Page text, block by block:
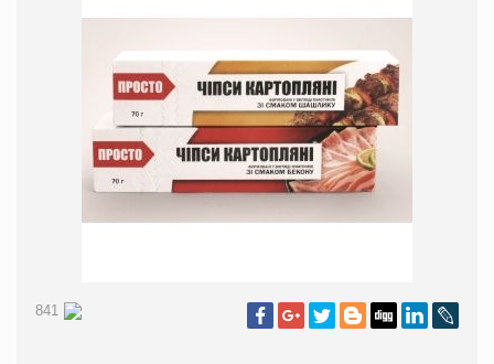
841